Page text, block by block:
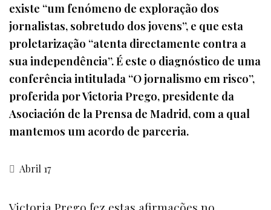
existe “um fenómeno de exploração dos
jornalistas, sobretudo dos jovens”, e que esta
proletarização “atenta directamente contra a
sua independência”. É este o diagnóstico de uma
conferência intitulada “O jornalismo em risco”,
proferida por Victoria Prego, presidente da
Asociación de la Prensa de Madrid, com a qual
mantemos um acordo de parceria.
Abril 17
Victoria Prego fez estas afirmações no